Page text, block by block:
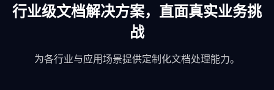
行业级文档解决方案，直面真实业务挑
战
为各行业与应用场景提供定制化文档处理能力。